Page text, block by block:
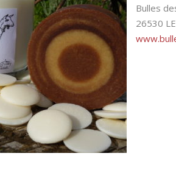
Bulles
26530